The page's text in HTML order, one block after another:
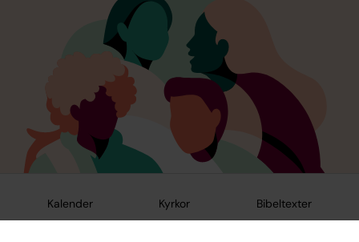
Kalender Kyrkor Bibeltexter